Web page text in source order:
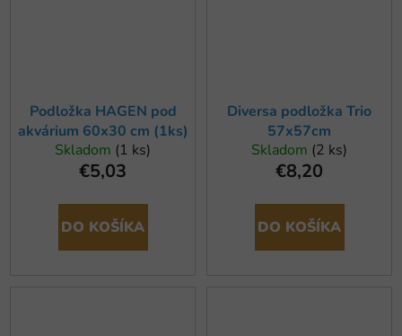
Podložka HAGEN pod
akvárium 60x30 cm (1ks)
Skladom (1 ks)
€5,03
DO KOŠÍKA
Diversa podložka Trio
57x57cm
Skladom (2 ks)
€8,20
DO KOŠÍKA